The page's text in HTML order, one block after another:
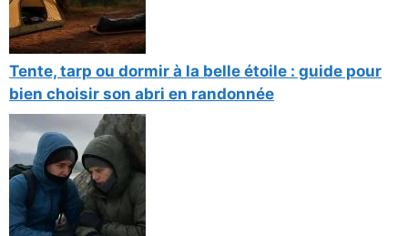
Tente, tarp ou dormir à la belle étoile : guide pour
bien choisir son abri en randonnée